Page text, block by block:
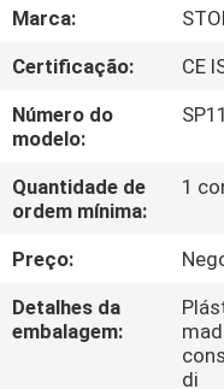
EXCURSÃO
DA
FÁBRICA
CONTROLE
DA
QUALIDADE
CONTACTE-
Marca:
Certificação:
CE
Número do
modelo:
Quantidade de
ordem mínima:
1
Preço:
Detalhes da
embalagem:
di